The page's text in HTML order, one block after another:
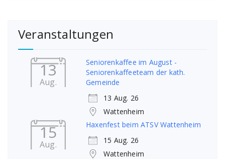
Veranstaltungen
13
Aug.
Seniorenkaffee im August -
Seniorenkaffeeteam der kath.
Gemeinde
13 Aug. 26
Wattenheim
15
Aug.
Haxenfest beim ATSV Wattenheim
15 Aug. 26
Wattenheim